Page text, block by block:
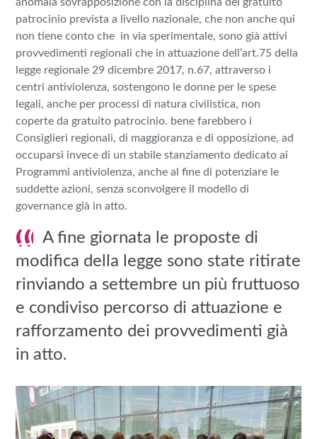
patrocinio prevista a livello nazionale, che non anche qui
non tiene conto che in via sperimentale, sono già attivi
provvedimenti regionali che in attuazione dell’art.75 della
legge regionale 29 dicembre 2017, n.67, attraverso i
centri antiviolenza, sostengono le donne per le spese
legali, anche per processi di natura civilistica, non
coperte da gratuito patrocinio. bene farebbero i
Consiglieri regionali, di maggioranza e di opposizione, ad
occuparsi invece di un stabile stanziamento dedicato ai
Programmi antiviolenza, anche al fine di potenziare le
suddette azioni, senza sconvolgere il modello di
governance già in atto.
A fine giornata le proposte di
modifica della legge sono state ritirate
rinviando a settembre un più fruttuoso
e condiviso percorso di attuazione e
rafforzamento dei provvedimenti già
in atto.